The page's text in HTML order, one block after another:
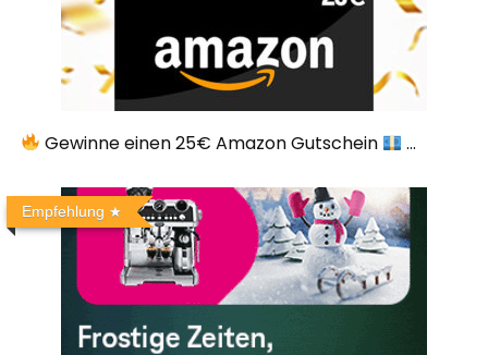
Gewinne einen 25€ Amazon Gutschein ...
Empfehlung